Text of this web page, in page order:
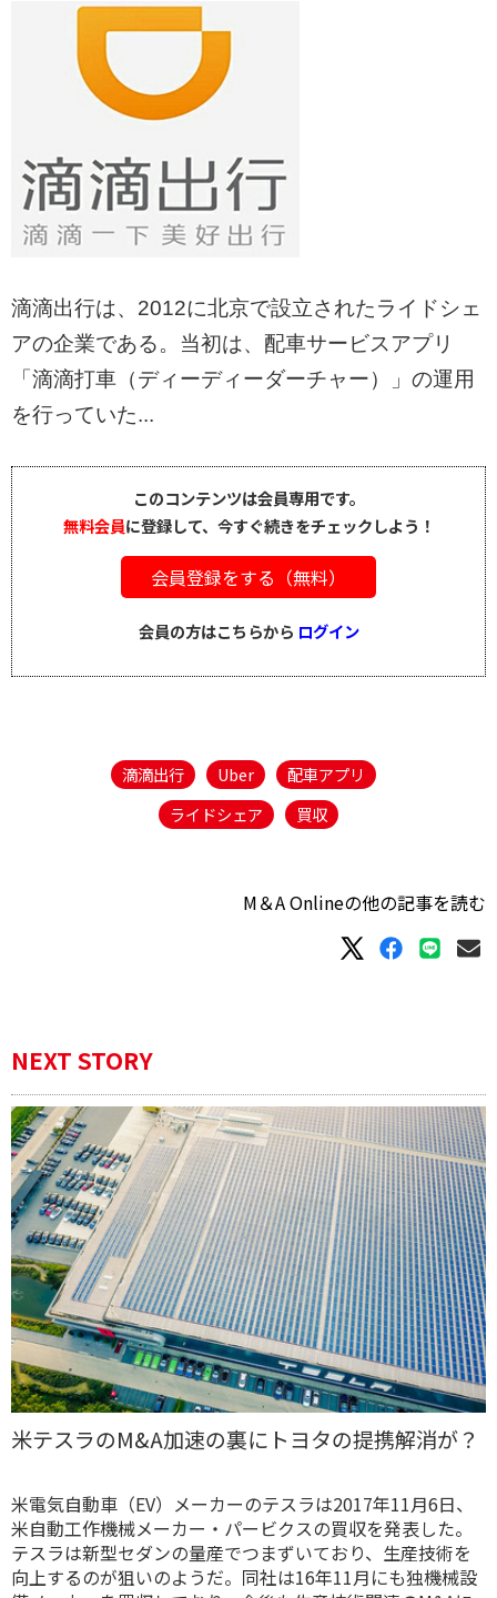
滴滴出行は、2012に北京で設立されたライドシェ
アの企業である。当初は、配車サービスアプリ
「滴滴打車（ディーディーダーチャー）」の運用
を行っていた...
このコンテンツは会員専用です。
無料会員に登録して、今すぐ続きをチェックしよう！
会員登録をする（無料）
会員の方はこちらから ログイン
滴滴出行 Uber
配車アプリ
ライドシェア
買収
M＆A Onlineの他の記事を読む
NEXT STORY
米テスラのM&A加速の裏にトヨタの提携解消が？
米電気自動車（EV）メーカーのテスラは2017年11月6日、
米自動工作機械メーカー・パービクスの買収を発表した。
テスラは新型セダンの量産でつまずいており、生産技術を
向上するのが狙いのようだ。同社は16年11月にも独機械設